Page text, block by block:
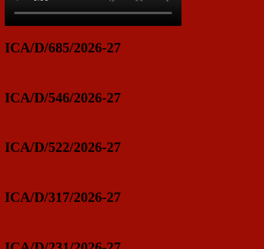
ICA/D/685/2026-27
ICA/D/546/2026-27
ICA/D/522/2026-27
ICA/D/317/2026-27